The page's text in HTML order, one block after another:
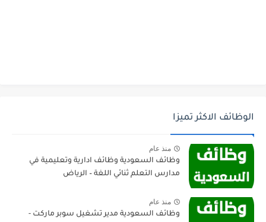
الوظائف الاكثر تميزا
منذ عام
وظائف السعودية وظائف ادارية وتعليمية في
مدارس التعلم ثنائي اللغة – الرياض
منذ عام
وظائف السعودية مدير تشغيل سوبر ماركت -